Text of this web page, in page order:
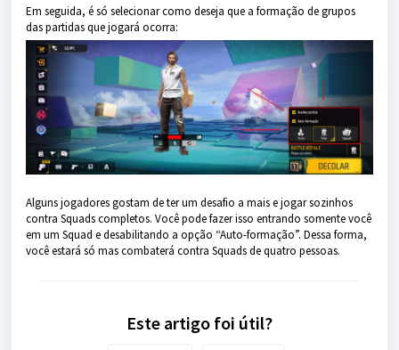
Em seguida, é só selecionar como deseja que a formação de grupos
das partidas que jogará ocorra:
Alguns jogadores gostam de ter um desafio a mais e jogar sozinhos
contra Squads completos. Você pode fazer isso entrando somente você
em um Squad e desabilitando a opção “Auto-formação”. Dessa forma,
você estará só mas combaterá contra Squads de quatro pessoas.
Este artigo foi útil?